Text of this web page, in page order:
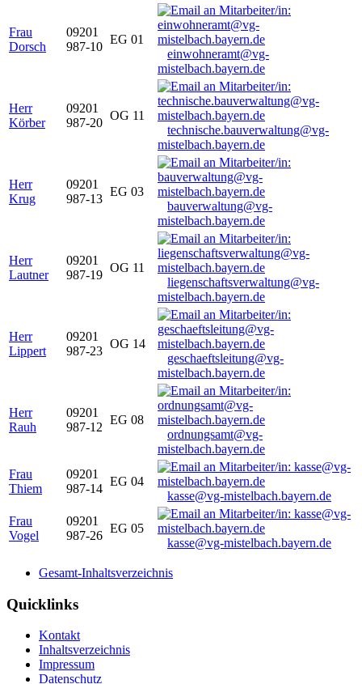
Frau
Dorsch
09201
987-10
EG 01
einwohneramt@vg-
mistelbach.bayern.de
Herr
Körber
09201
987-20
OG 11
technische.bauverwaltung@vg-
mistelbach.bayern.de
Herr
Krug
09201
987-13
EG 03
bauverwaltung@vg-
mistelbach.bayern.de
Herr
Lautner
09201
987-19
OG 11
liegenschaftsverwaltung@vg-
mistelbach.bayern.de
Herr
Lippert
09201
987-23
OG 14
geschaeftsleitung@vg-
mistelbach.bayern.de
Herr
Rauh
09201
987-12
EG 08
ordnungsamt@vg-
mistelbach.bayern.de
Frau
Thiem
09201
987-14
EG 04
kasse@vg-mistelbach.bayern.de
Frau
Vogel
09201
987-26
EG 05
kasse@vg-mistelbach.bayern.de
Gesamt-Inhaltsverzeichnis
Quicklinks
Kontakt
Inhaltsverzeichnis
Impressum
Datenschutz